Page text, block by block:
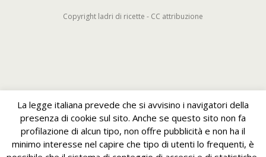
Copyright ladri di ricette - CC attribuzione
La legge italiana prevede che si avvisino i navigatori della
presenza di cookie sul sito. Anche se questo sito non fa
profilazione di alcun tipo, non offre pubblicità e non ha il
minimo interesse nel capire che tipo di utenti lo frequenti, è